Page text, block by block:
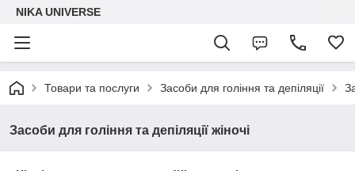
NIKA UNIVERSE
Товари та послуги Засоби для гоління та депіляції
Засоби для гоління та депіляції жіночі